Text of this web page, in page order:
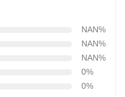
NAN%
NAN%
NAN%
0%
0%